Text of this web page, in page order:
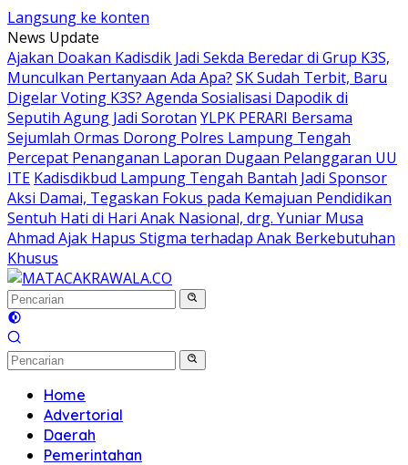
Langsung ke konten
News Update
Ajakan Doakan Kadisdik Jadi Sekda Beredar di Grup K3S,
Munculkan Pertanyaan Ada Apa? SK Sudah Terbit, Baru
Digelar Voting K3S? Agenda Sosialisasi Dapodik di
Seputih Agung Jadi Sorotan YLPK PERARI Bersama
Sejumlah Ormas Dorong Polres Lampung Tengah
Percepat Penanganan Laporan Dugaan Pelanggaran UU
ITE Kadisdikbud Lampung Tengah Bantah Jadi Sponsor
Aksi Damai, Tegaskan Fokus pada Kemajuan Pendidikan
Sentuh Hati di Hari Anak Nasional, drg. Yuniar Musa
Ahmad Ajak Hapus Stigma terhadap Anak Berkebutuhan
Khusus
Home
Advertorial
Daerah
Pemerintahan